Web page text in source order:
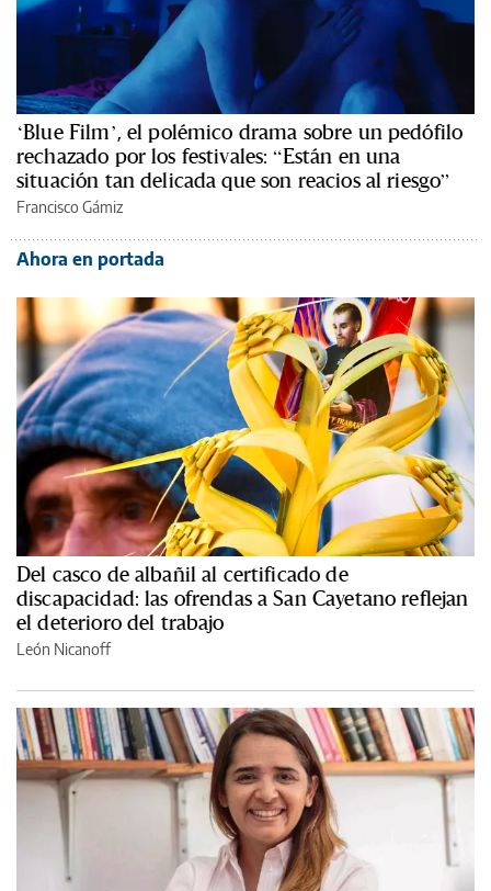
‘Blue Film’, el polémico drama sobre un pedófilo
rechazado por los festivales: “Están en una
situación tan delicada que son reacios al riesgo”
Francisco Gámiz
Ahora en portada
Del casco de albañil al certificado de
discapacidad: las ofrendas a San Cayetano reflejan
el deterioro del trabajo
León Nicanoff